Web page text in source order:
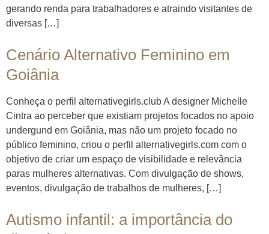
gerando renda para trabalhadores e atraindo visitantes de
diversas […]
Cenário Alternativo Feminino em
Goiânia
Conheça o perfil alternativegirls.club A designer Michelle
Cintra ao perceber que existiam projetos focados no apoio
undergund em Goiânia, mas não um projeto focado no
público feminino, criou o perfil alternativegirls.com com o
objetivo de criar um espaço de visibilidade e relevância
paras mulheres alternativas. Com divulgação de shows,
eventos, divulgação de trabalhos de mulheres, […]
Autismo infantil: a importância do